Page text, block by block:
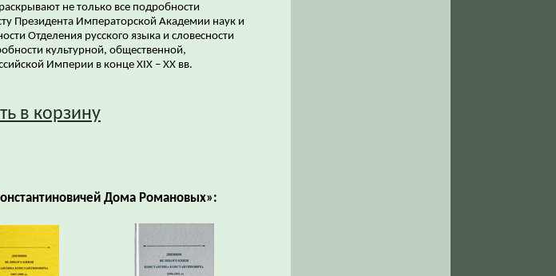
не только все подробности
Президента Императорской Академии наук и
Отделения русского языка и словесности
культурной, общественной,
Империи в конце XIX – XX вв.
в корзину
Дома Романовых»: